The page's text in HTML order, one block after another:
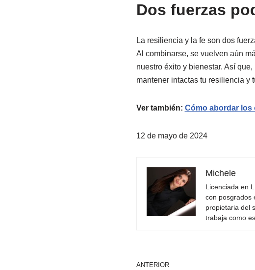
Dos fuerzas
La resiliencia y la fe son dos
Al combinarse, se vuelven aún
nuestro éxito y bienestar. Así
mantener intactas tu resiliencia y
Ver también: Cómo abordar
12 de mayo de 2024
Michele
Licenciada en
con posgrados
propietaria del
trabaja como
ANTERIOR